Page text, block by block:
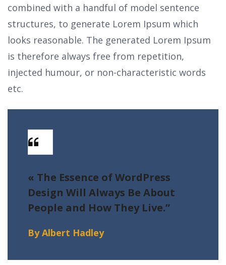
combined with a handful of model sentence
structures, to generate Lorem Ipsum which
looks reasonable. The generated Lorem Ipsum
is therefore always free from repetition,
injected humour, or non-characteristic words
etc.
« The Essence of WordPress
Design Will Always Be About
People and How They Live.”
By Albert Hadley